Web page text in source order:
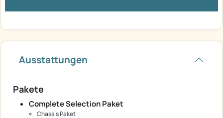
Ausstattungen
Pakete
Complete Selection Paket
Chassis Paket